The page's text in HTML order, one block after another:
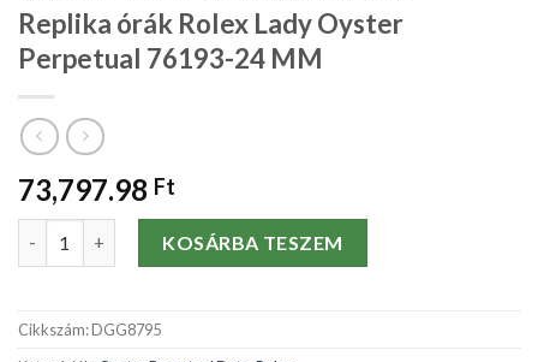
Replika órák Rolex Lady Oyster
Perpetual 76193-24 MM
73,797.98 Ft
Replika órák Rolex Lady Oyster Perpetual 76193-24 MM
KOSÁRBA TESZEM
Cikkszám:DGG8795